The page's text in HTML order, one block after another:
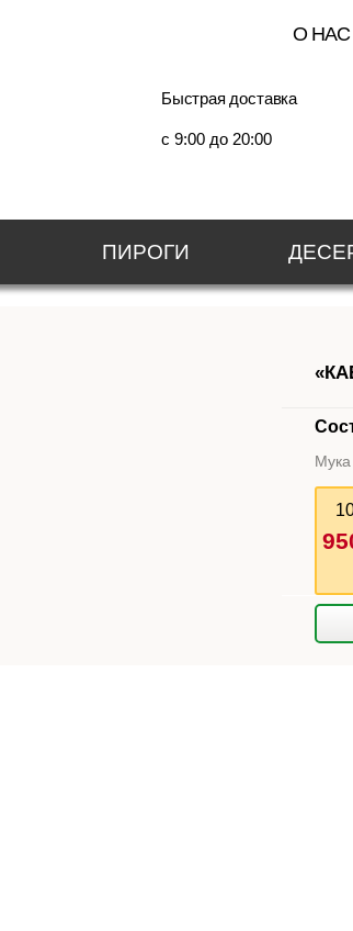
О НАС
Быстрая доставка
c 9:00 до 20:00
ПИРОГИ
Мука